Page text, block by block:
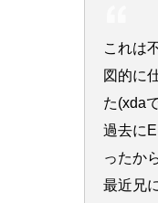
これは
図的に
た(xda
過去に
ったか
最近兄